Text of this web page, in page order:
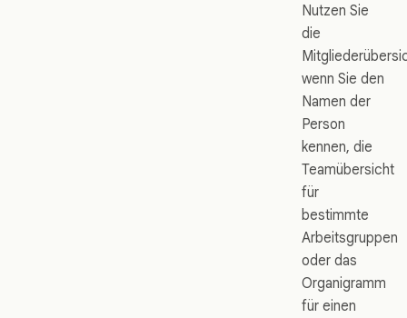
Nutzen Sie
die
wenn Sie den
Namen der
Person
kennen, die
Teamübersicht
für
bestimmte
Arbeitsgruppen
oder das
Organigramm
für einen